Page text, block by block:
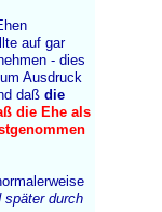
auf gar
- dies
Ausdruck
daß die
die Ehe als
später durch